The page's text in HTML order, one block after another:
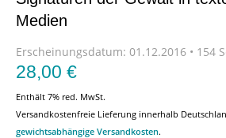
Medien
Erscheinungsdatum: 01.12.2016 • 154
28,00 €
Enthält 7% red. MwSt.
Versandkostenfreie Lieferung innerhalb
gewichtsabhängige Versandkosten.